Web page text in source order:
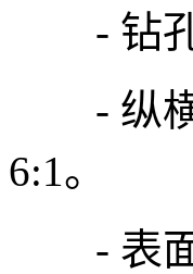
- 钻孔
- 纵横
6:1。
- 表面